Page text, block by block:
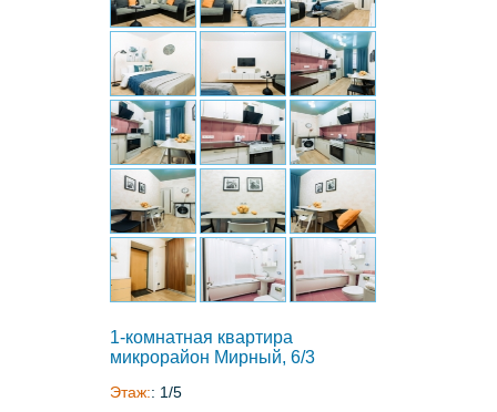
1-комнатная квартира
микрорайон Мирный, 6/3
Этаж:: 1/5